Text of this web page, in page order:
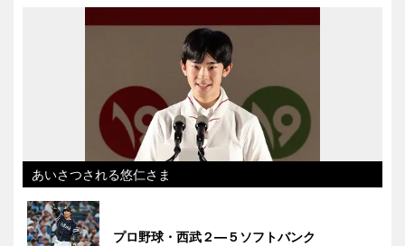
あいさつされる悠仁さま
プロ野球・西武２―５ソフトバンク